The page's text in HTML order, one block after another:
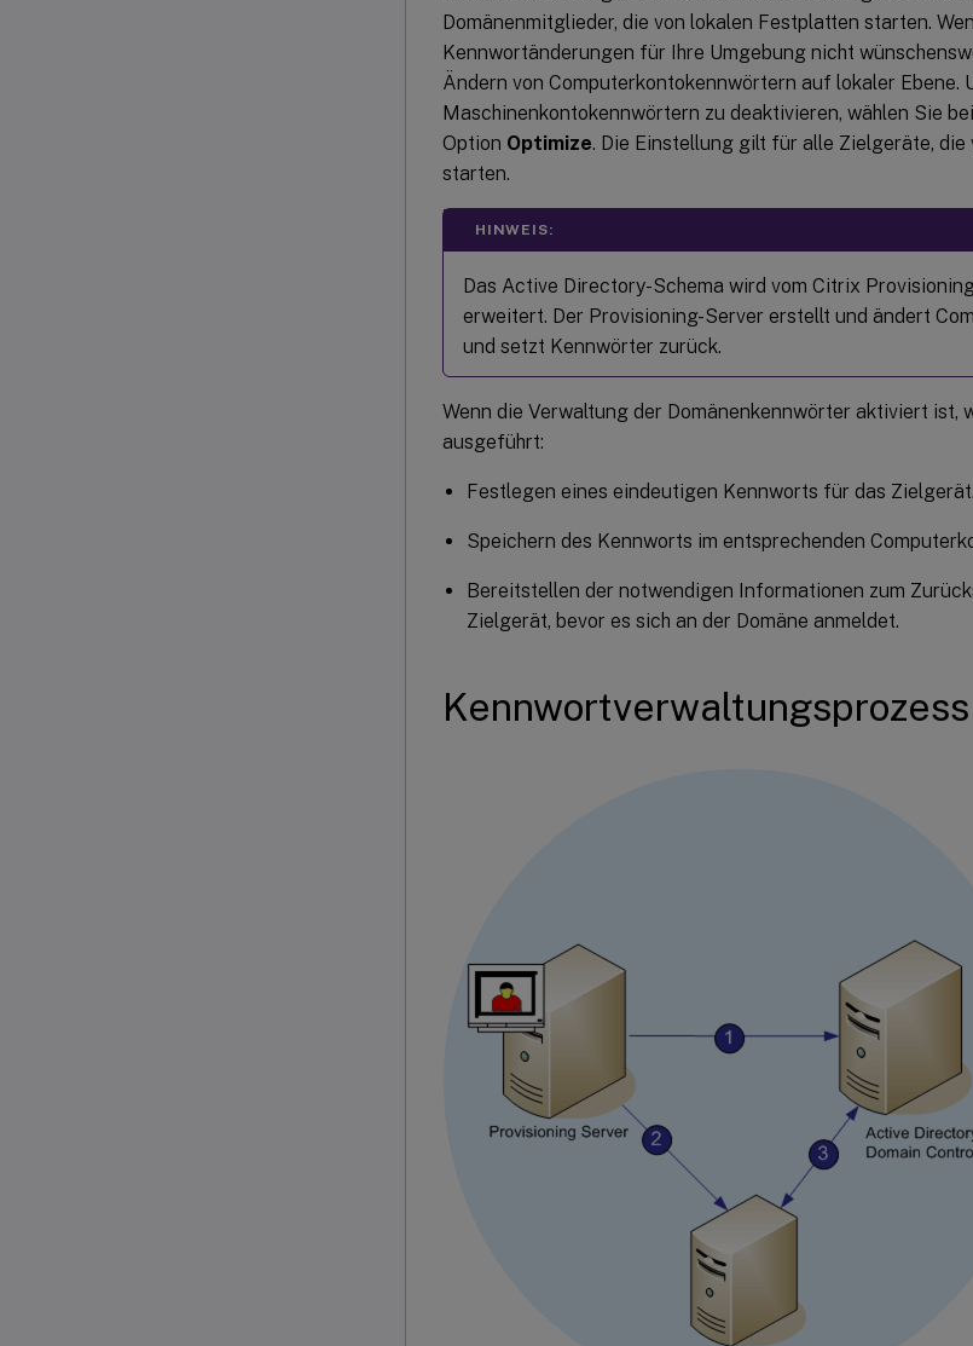
Domänenmitglieder, die von lokalen Festplatten starten.
Kennwortänderungen für Ihre Umgebung nicht
Ändern von Computerkontokennwörtern auf lokaler Ebene.
Maschinenkontokennwörtern zu deaktivieren, wählen Sie
Option Optimize. Die Einstellung gilt für alle Zielgeräte,
starten.
HINWEIS:
Das Active Directory-Schema wird vom Citrix
erweitert. Der Provisioning-Server erstellt und ändert
und setzt Kennwörter zurück.
Wenn die Verwaltung der Domänenkennwörter aktiviert ist,
ausgeführt:
Festlegen eines eindeutigen Kennworts für das Zielgerät.
Speichern des Kennworts im entsprechenden
Bereitstellen der notwendigen Informationen zum
Zielgerät, bevor es sich an der Domäne anmeldet.
Kennwortverwaltungsprozess